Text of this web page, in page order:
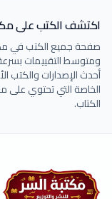
اكتشف الكتب على
صفحة جميع الكتب في
ومتوسط التقييمات
أحدث الإصدارات والكتب
الخاصة التي تحتوي على
الكتاب.